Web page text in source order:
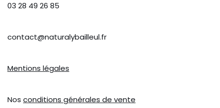
03 28 49 26 85
contact@naturalybailleul.fr
Mentions légales
Nos conditions générales de vente